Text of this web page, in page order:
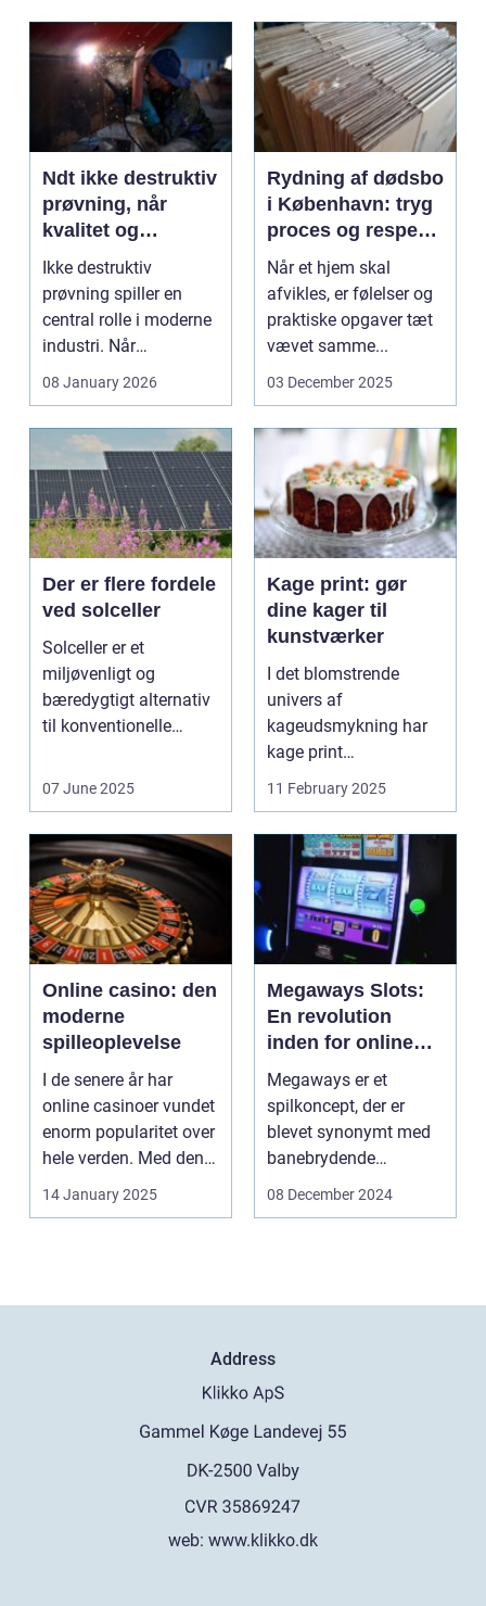
Ndt ikke destruktiv
prøvning, når
kvalitet og
sikkerhed er
afgørende
Ikke destruktiv
prøvning spiller en
central rolle i moderne
industri. Når
svejsninger,
trykbærende u...
08 January 2026
Rydning af dødsbo
i København: tryg
proces og respekt
for boet
Når et hjem skal
afvikles, er følelser og
praktiske opgaver tæt
vævet samme...
03 December 2025
Der er flere fordele
ved solceller
Solceller er et
miljøvenligt og
bæredygtigt alternativ
til konventionelle
07 June 2025
Kage print: gør
dine kager til
kunstværker
I det blomstrende
univers af
kageudsmykning har
kage print
revolutioneret måden,
11 February 2025
Online casino: den
moderne
spilleoplevelse
I de senere år har
online casinoer vundet
enorm popularitet over
hele verden. Med den
teknolog...
14 January 2025
Megaways Slots:
En revolution
inden for online
spilleautomater
Megaways er et
spilkoncept, der er
blevet synonymt med
banebrydende
innovation inden for
08 December 2024
Address
web: www.klikko.dk